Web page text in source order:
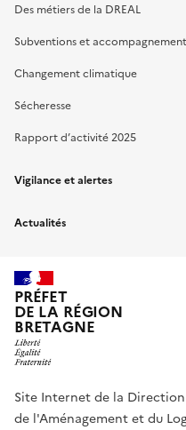
Des métiers de la DREAL
Subventions et
Changement climatique
Sécheresse
Rapport d’activité 2025
Vigilance et alertes
Actualités
PRÉFET
DE LA RÉGION
BRETAGNE
Site Internet de la
de l'Aménagement et du